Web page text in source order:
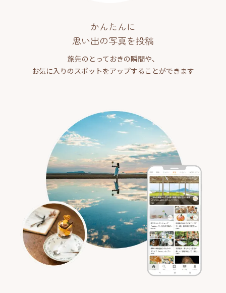
かんたんに
思い出の写真を投稿
旅先のとっておきの瞬間や、
お気に入りのスポットをアップすることができます